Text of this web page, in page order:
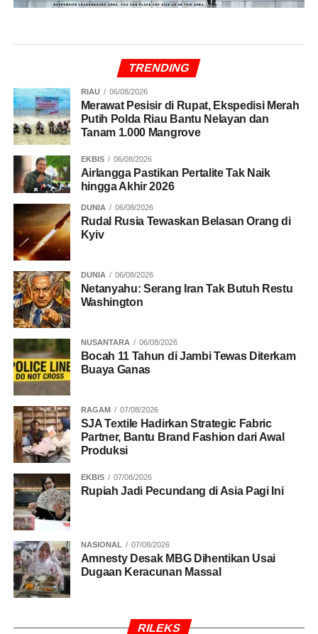
TRENDING
RIAU 06/08/2026
Merawat Pesisir di Rupat, Ekspedisi Merah
Putih Polda Riau Bantu Nelayan dan
Tanam 1.000 Mangrove
EKBIS 06/08/2026
Airlangga Pastikan Pertalite Tak Naik
hingga Akhir 2026
DUNIA 06/08/2026
Rudal Rusia Tewaskan Belasan Orang di
Kyiv
DUNIA 06/08/2026
Netanyahu: Serang Iran Tak Butuh Restu
Washington
NUSANTARA 06/08/2026
Bocah 11 Tahun di Jambi Tewas Diterkam
Buaya Ganas
RAGAM 07/08/2026
SJA Textile Hadirkan Strategic Fabric
Partner, Bantu Brand Fashion dari Awal
Produksi
EKBIS 07/08/2026
Rupiah Jadi Pecundang di Asia Pagi Ini
NASIONAL 07/08/2026
Amnesty Desak MBG Dihentikan Usai
Dugaan Keracunan Massal
RILEKS